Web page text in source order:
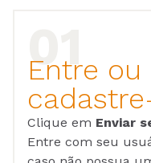
Entre ou
Clique em Enviar
Entre com seu